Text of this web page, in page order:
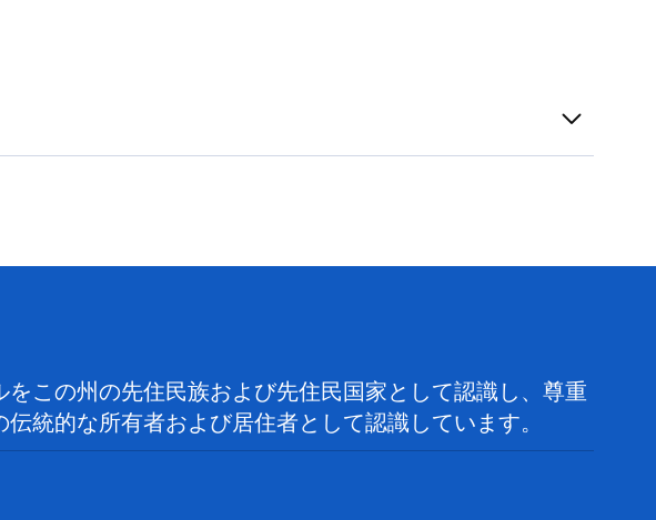
この州の先住民族および先住民国家として認識し、尊重
統的な所有者および居住者として認識しています。